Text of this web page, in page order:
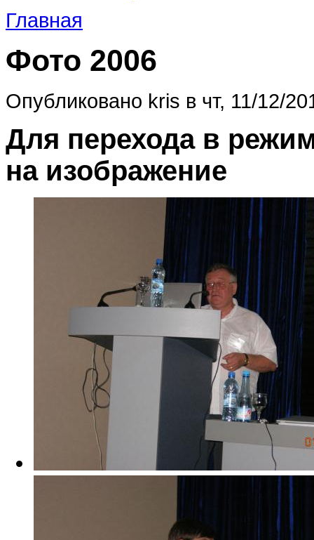
Главная
Фото 2006
Опубликовано kris в чт, 11/12/
Для перехода в
на изображение